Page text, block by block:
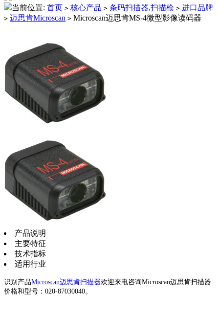
当前位置: 首页 > 核心产品 > 条码扫描器,扫描枪 > 进口品牌
> 迈思肯Microscan > Microscan迈思肯MS-4微型影像读码器
产品说明
主要特征
技术指标
适用行业
识别产品Microscan迈思肯扫描器欢迎来电咨询Microscan迈思肯扫描器
价格和型号：020-87030040。